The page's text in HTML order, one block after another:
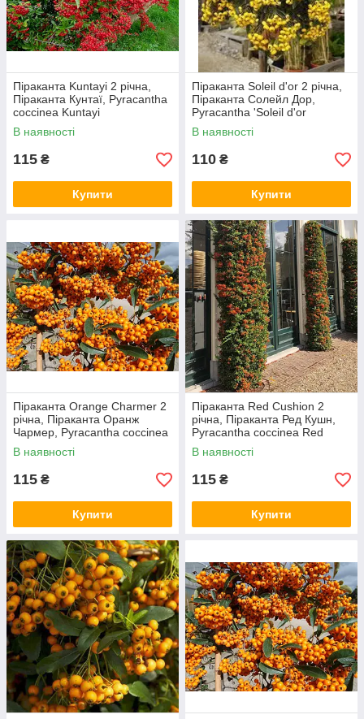
Піраканта Kuntayi 2 річна,
Піраканта Кунтаї, Pyracantha
coccinea Kuntayi
В наявності
115 ₴
Купити
Піраканта Soleil d'or 2 річна,
Піраканта Солейл Дор,
Pyracantha 'Soleil d'or
В наявності
110 ₴
Купити
Піраканта Orange Charmer 2
річна, Піраканта Оранж
Чармер, Pyracantha coccinea
Orange Charmer
В наявності
115 ₴
Купити
Піраканта Red Cushion 2
річна, Піраканта Ред Кушн,
Pyracantha coccinea Red
Cushion
В наявності
115 ₴
Купити